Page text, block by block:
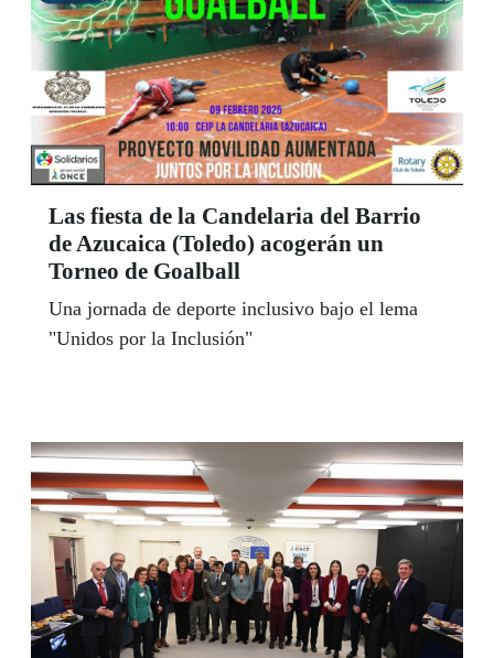
Las fiesta de la Candelaria del Barrio
de Azucaica (Toledo) acogerán un
Torneo de Goalball
Una jornada de deporte inclusivo bajo el lema
"Unidos por la Inclusión"